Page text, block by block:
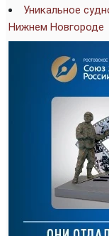
Уникальное
Нижнем Новгороде